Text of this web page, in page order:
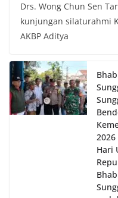
Drs. Wong Chun Sen
kunjungan silaturahmi
AKBP Aditya
Hari